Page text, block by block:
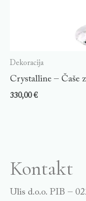
Dekoracija
Crystalline – Čaše
330,00€
Kontakt
Ulis d.o.o. PIB –